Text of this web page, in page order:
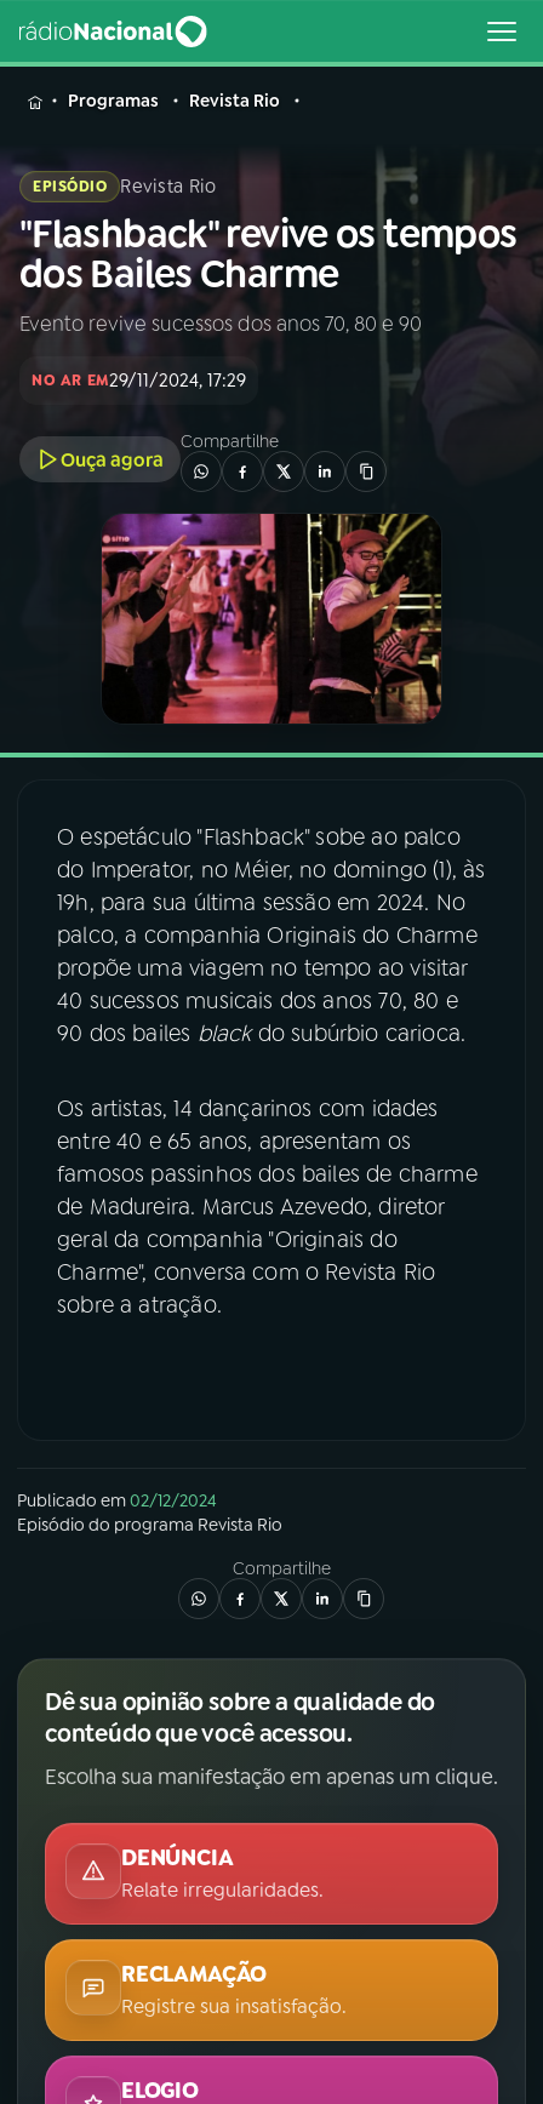
MENU
Buscar
na
Rádio
Nacional
Buscar
01INÍCIO
A RÁDIO
PROGRAMAÇÃO
PROGRAMAS
05PODCASTS
06VIDEOCASTS
ÚLTIMAS
08FESTIVAL DE MÚSICA
YouTube Facebook
TikTok
Programas Revista Rio
EPISÓDIO Revista Rio
"Flashback" revive os tempos
dos Bailes Charme
Evento revive sucessos dos anos 70, 80 e 90
NO AR EM29/11/2024, 17:29
Ouça agora
Compartilhe
O espetáculo "Flashback" sobe ao palco
do Imperator, no Méier, no domingo (1), às
19h, para sua última sessão em 2024. No
palco, a companhia Originais do Charme
propõe uma viagem no tempo ao visitar
40 sucessos musicais dos anos 70, 80 e
90 dos bailes blackdo subúrbio carioca.
Os artistas, 14 dançarinos com idades
entre 40 e 65 anos, apresentam os
famosos passinhos dos bailes de charme
de Madureira. Marcus Azevedo, diretor
geral da companhia "Originais do
Charme", conversa com o Revista Rio
sobre a atração.
Publicado em02/12/2024
Episódio do programa Revista Rio
Compartilhe
Dê sua opinião sobre a qualidade do
conteúdo que você acessou.
Escolha sua manifestação em apenas um clique.
DENÚNCIA
Relate irregularidades.
RECLAMAÇÃO
Registre sua insatisfação.
ELOGIO